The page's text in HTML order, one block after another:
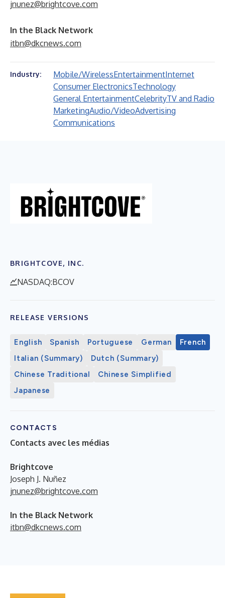
jnunez@brightcove.com
In the Black Network
itbn@dkcnews.com
Industry: Mobile/WirelessEntertainmentInternet
Consumer ElectronicsTechnology
General EntertainmentCelebrityTV and Radio
MarketingAudio/VideoAdvertising
Communications
BRIGHTCOVE, INC.
NASDAQ:BCOV
RELEASE VERSIONS
English Spanish Portuguese German
French
Italian (Summary)
Dutch (Summary)
Chinese Traditional
Chinese Simplified
Japanese
CONTACTS
Contacts avec les médias
Brightcove
Joseph J. Nuñez
jnunez@brightcove.com
In the Black Network
itbn@dkcnews.com